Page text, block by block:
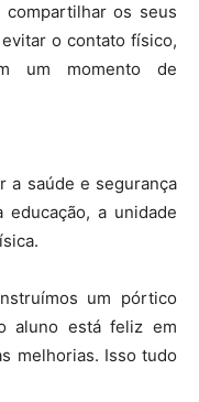
os seus
o contato físico,
um momento de
a saúde e segurança
a unidade
um pórtico
aluno está feliz em
melhorias. Isso tudo